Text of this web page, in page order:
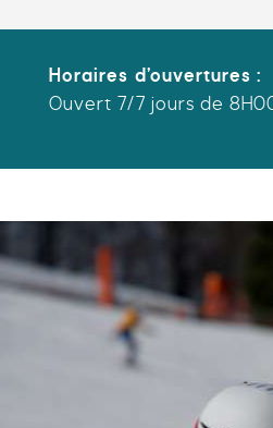
Horaires d’ouvertures :
Ouvert 7/7 jours de